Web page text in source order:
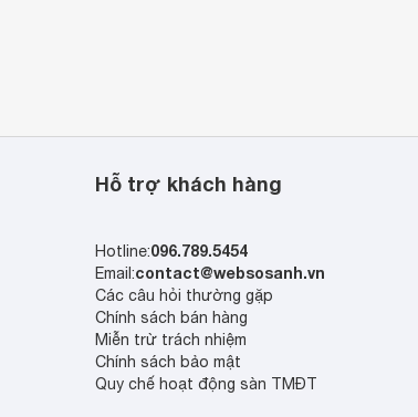
Hỗ trợ khách hàng
Hotline:096.789.5454
Email:contact@websosanh.vn
Các câu hỏi thường gặp
Chính sách bán hàng
Miễn trừ trách nhiệm
Chính sách bảo mật
Quy chế hoạt động sàn TMĐT